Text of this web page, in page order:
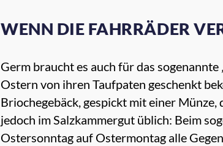
WENN DIE FAHRRÄDER
Germ braucht es auch für das
Ostern von ihren Taufpaten geschenkt
Briochegebäck, gespickt mit einer
jedoch im Salzkammergut üblich: Beim
Ostersonntag auf Ostermontag alle